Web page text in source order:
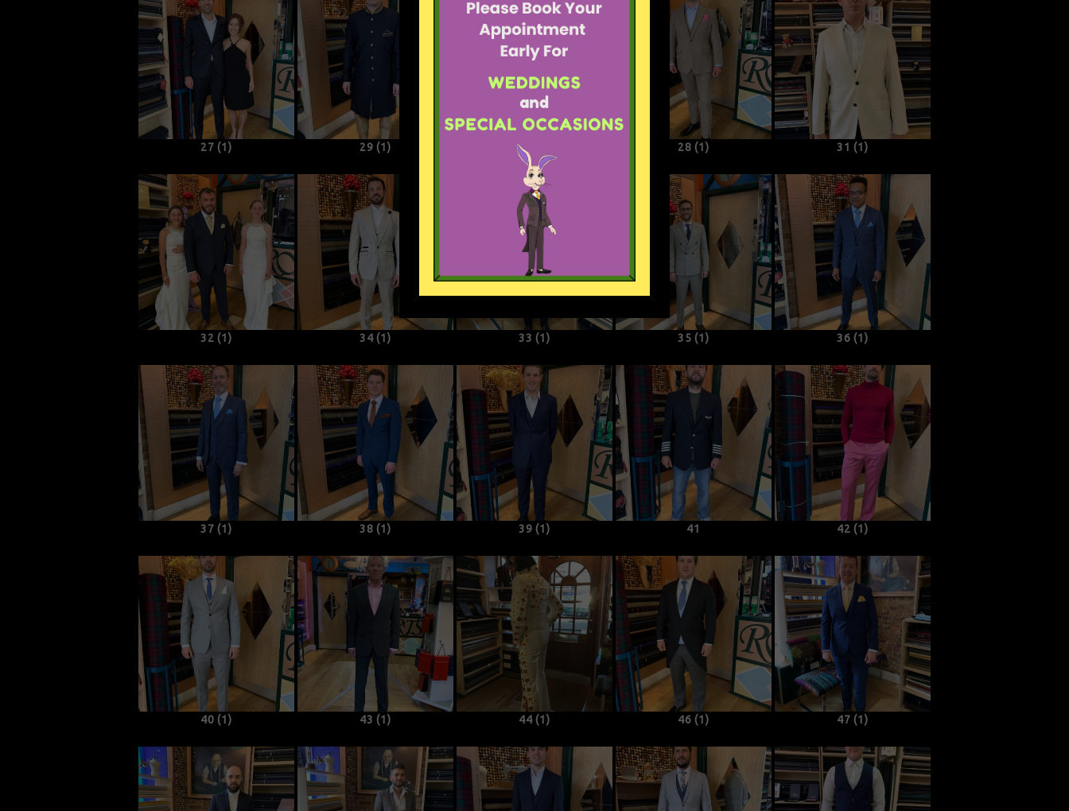
27 (1) 29 (1) 30 (1) 28 (1) 31 (1)
32 (1) 34 (1) 33 (1) 35 (1) 36 (1)
37 (1) 38 (1) 39 (1) 41 42 (1)
40 (1) 43 (1) 44 (1) 46 (1) 47 (1)